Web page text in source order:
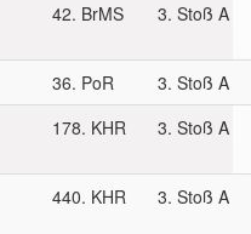
42. BrMS 3. Stoß A
36. PoR
3. Stoß A
178. KHR 3. Stoß A
440. KHR 3. Stoß A